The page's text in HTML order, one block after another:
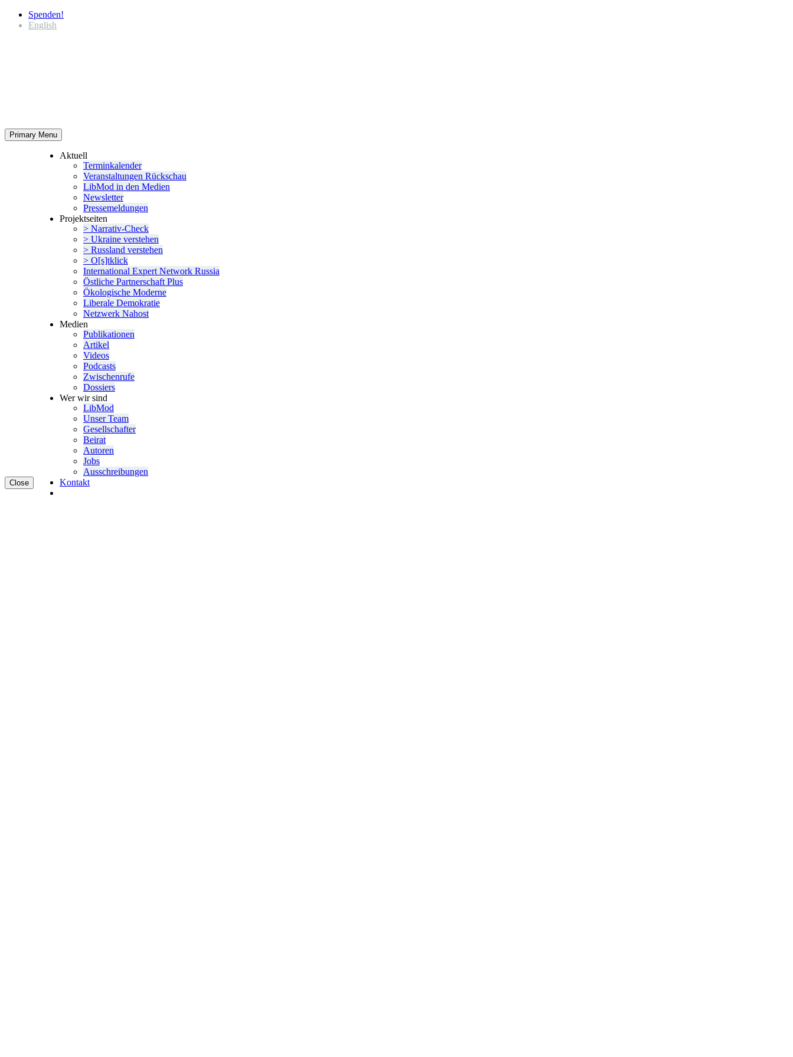
Spenden!
English
Primary Menu
Close
Aktuell
Termin­ka­lender
Veran­stal­tungen Rückschau
LibMod in den Medien
Newsletter
Presse­mel­dungen
Projekt­seiten
> Narrativ-Check
> Ukraine verstehen
> Russland verstehen
> O[s]tklick
Inter­na­tional Expert Network Russia
Östliche Partner­schaft Plus
Ökolo­gische Moderne
Liberale Demokratie
Netzwerk Nahost
Medien
Publi­ka­tionen
Artikel
Videos
Podcasts
Zwischenrufe
Dossiers
Wer wir sind
LibMod
Unser Team
Gesell­schafter
Beirat
Autoren
Jobs
Ausschrei­bungen
Kontakt